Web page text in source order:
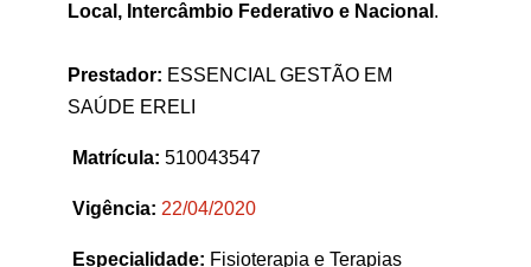
Local, Intercâmbio Federativo e Nacional .
Prestador: ESSENCIAL GESTÃO EM
SAÚDE ERELI
Matrícula: 510043547
Vigência: 22/04/2020
Especialidade: Fisioterapia e Terapias